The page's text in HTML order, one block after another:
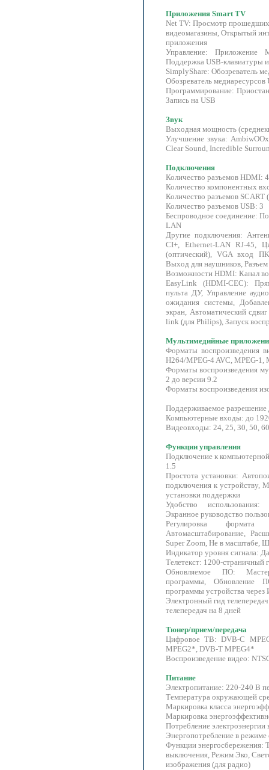
Приложения Smart TV
Net TV: Просмотр
видеомагазины, Открытый
приложения
Управление:
Поддержка USB-клавиатуры
SimplyShare: Обозреватель
Обозреватель медиаресурсов
Программирование:
Запись на USB
Звук
Выходная мощность
Улучшение звука:
Clear Sound, Incredible
Подключения
Количество разъемов HDMI: 4
Количество компонентных
Количество разъемов
Количество разъемов USB: 3
Беспроводное соединение:
LAN
Другие подключения:
CI+, Ethernet-LAN RJ-45,
(оптический), VGA вход
Выход для наушников,
Возможности HDMI: Канал
EasyLink (HDMI-CEC):
пульта ДУ, Управление
ожидания системы,
экран, Автоматический
link (для Philips), Запуск
Мультимедийные
Форматы воспроизведения
H264/MPEG-4 AVC, MPEG-
Форматы воспроизведения
2 до версии 9.2
Форматы воспроизведения
Поддерживаемое разрешение
Компьютерные входы: до
Видеовходы: 24, 25, 30, 50,
Функции управления
Подключение к
1.5
Простота установки:
подключения к устройству,
установки поддержки
Удобство
Экранное руководство
Регулировка формата
Автомасштабирование,
Super Zoom, Не в масштабе,
Индикатор уровня сигнала: Да
Телетекст: 1200-страничный
Обновляемое ПО:
программы, Обновление
программы устройства через
Электронный гид
телепередач на 8 дней
Тюнер/прием/передача
Цифровое ТВ: DVB-C
MPEG2*, DVB-T MPEG4*
Воспроизведение видео:
Питание
Электропитание: 220-240 В
Температура окружающей
Маркировка класса
Маркировка
Потребление электроэнергии
Энергопотребление в
Функции энергосбережения:
выключения, Режим Эко,
изображения (для радио)